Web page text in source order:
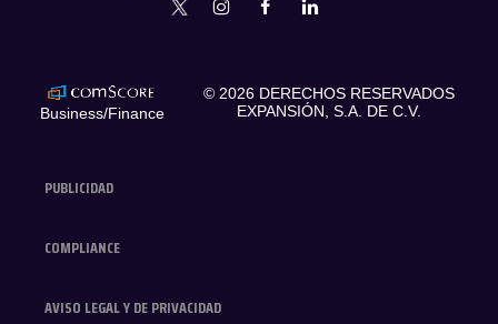
PUBLICIDAD
COMPLIANCE
AVISO LEGAL Y DE PRIVACIDAD
expansionmxExpansionMex
Business/Finance
© 2026 DERECHOS RESERVADOS
EXPANSIÓN, S.A. DE C.V.